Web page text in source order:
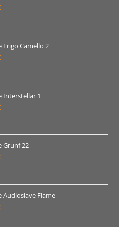
do
Raspon
19.00 €
do
Frigo Camello 2
Raspon
16.00 €
do
Interstellar 1
Raspon
19.00 €
do
Grunf 22
Raspon
19.00 €
do
Audioslave Flame
Raspon